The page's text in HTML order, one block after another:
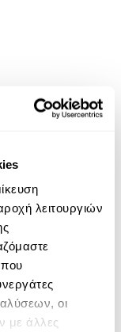
λειτουργιών
οι
με άλλες